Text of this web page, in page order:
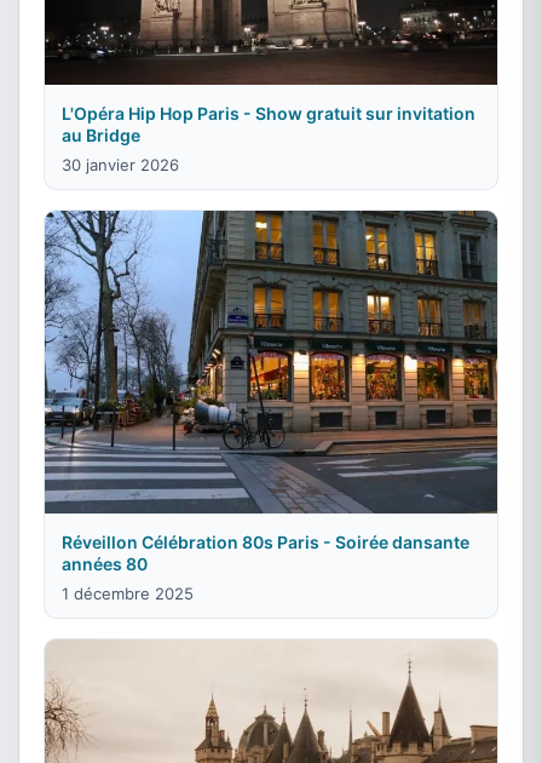
L'Opéra Hip Hop Paris - Show gratuit sur invitation
au Bridge
30 janvier 2026
Réveillon Célébration 80s Paris - Soirée dansante
années 80
1 décembre 2025